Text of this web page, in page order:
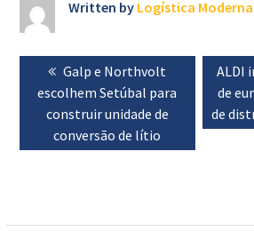
Written by Logística Moderna
Navegação
artigos
Previous
post:
Galp e Northvolt
escolhem Setúbal para
construir unidade de
conversão de lítio
Next
post:
ALDI
de
de